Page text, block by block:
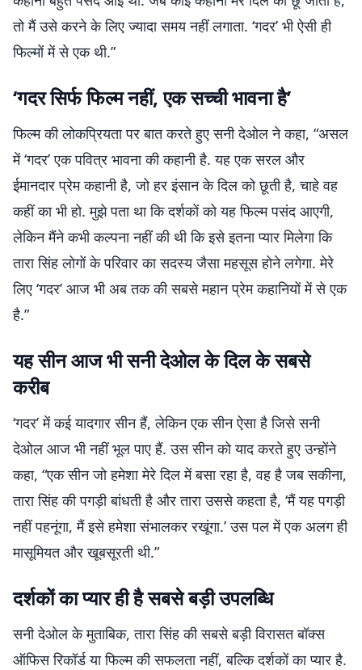
तो मैं उसे करने के लिए ज्यादा समय नहीं लगाता. ‘गदर’ भी ऐसी ही
फिल्मों में से एक थी.”
‘गदर सिर्फ फिल्म नहीं, एक सच्ची भावना है’
फिल्म की लोकप्रियता पर बात करते हुए सनी देओल ने कहा, “असल
में ‘गदर’ एक पवित्र भावना की कहानी है. यह एक सरल और
ईमानदार प्रेम कहानी है, जो हर इंसान के दिल को छूती है, चाहे वह
कहीं का भी हो. मुझे पता था कि दर्शकों को यह फिल्म पसंद आएगी,
लेकिन मैंने कभी कल्पना नहीं की थी कि इसे इतना प्यार मिलेगा कि
तारा सिंह लोगों के परिवार का सदस्य जैसा महसूस होने लगेगा. मेरे
लिए ‘गदर’ आज भी अब तक की सबसे महान प्रेम कहानियों में से एक
है.”
यह सीन आज भी सनी देओल के दिल के सबसे
करीब
‘गदर’ में कई यादगार सीन हैं, लेकिन एक सीन ऐसा है जिसे सनी
देओल आज भी नहीं भूल पाए हैं. उस सीन को याद करते हुए उन्होंने
कहा, “एक सीन जो हमेशा मेरे दिल में बसा रहा है, वह है जब सकीना,
तारा सिंह की पगड़ी बांधती है और तारा उससे कहता है, ‘मैं यह पगड़ी
नहीं पहनूंगा, मैं इसे हमेशा संभालकर रखूंगा.’ उस पल में एक अलग ही
मासूमियत और खूबसूरती थी.”
दर्शकों का प्यार ही है सबसे बड़ी उपलब्धि
सनी देओल के मुताबिक, तारा सिंह की सबसे बड़ी विरासत बॉक्स
ऑफिस रिकॉर्ड या फिल्म की सफलता नहीं, बल्कि दर्शकों का प्यार है.